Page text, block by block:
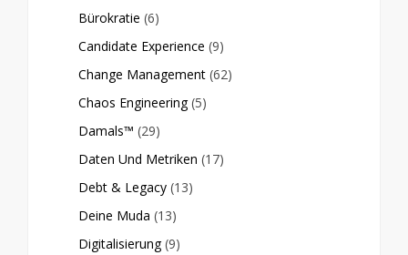
Bürokratie (6)
Candidate Experience (9)
Change Management (62)
Chaos Engineering (5)
Damals™ (29)
Daten Und Metriken (17)
Debt & Legacy (13)
Deine Muda (13)
Digitalisierung (9)